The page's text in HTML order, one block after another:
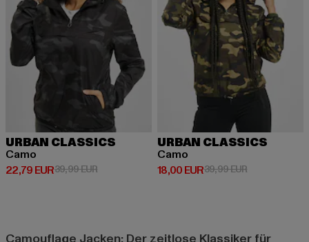
URBAN CLASSICS
Camo
22,79 EUR
Derzeitiger Preis: 22,79 EUR
39,99 EURAktionspreis: 39,99 EUR
URBAN CLASSICS
Camo
18,00 EUR
Derzeitiger Preis: 18,00 EUR
39,99 EURAktionspreis: